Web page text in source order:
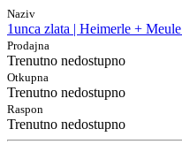
Naziv
1unca zlata | Heimerle + Meule
Prodajna
Trenutno nedostupno
Otkupna
Trenutno nedostupno
Raspon
Trenutno nedostupno